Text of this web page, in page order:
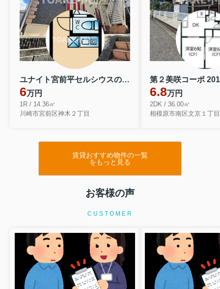
ユナイト宮前平セルシウスの輝き 202
6万円
1R / 14.36㎡
川崎市宮前区神木２丁目
第２美咲コーポ 201
6.8万円
2DK / 36.00㎡
相模原市南区文京１丁目
賃貸おすすめ物件の一覧
をもっと見る
お客様の声
CUSTOMER